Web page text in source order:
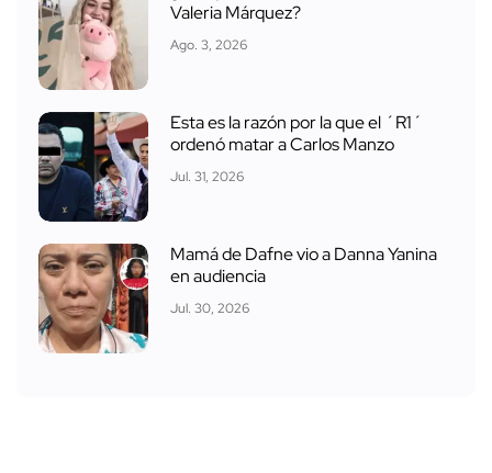
Valeria Márquez?
Ago. 3, 2026
Esta es la razón por la que el ´R1´
ordenó matar a Carlos Manzo
Jul. 31, 2026
Mamá de Dafne vio a Danna Yanina
en audiencia
Jul. 30, 2026